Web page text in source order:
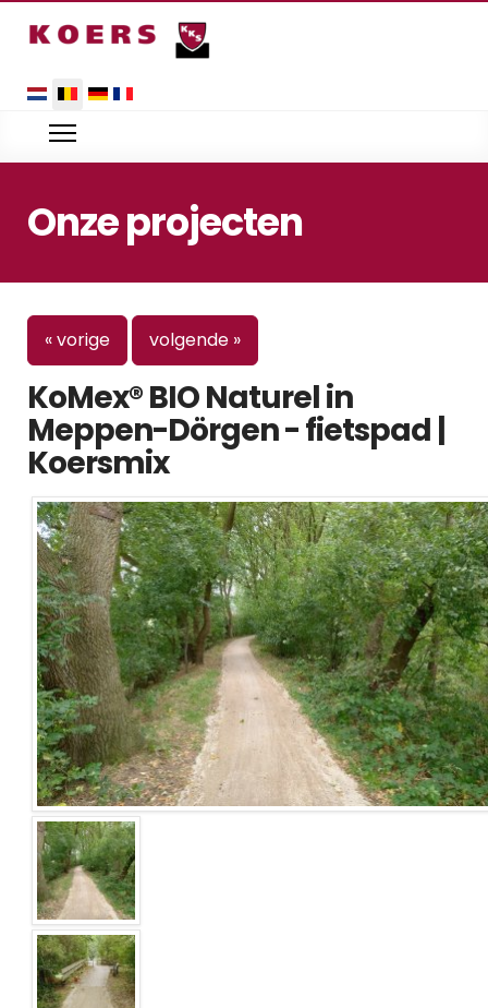
Selecteer uw taal
Onze projecten
« vorige volgende »
KoMex® BIO Naturel in
Meppen-Dörgen - fietspad |
Koersmix